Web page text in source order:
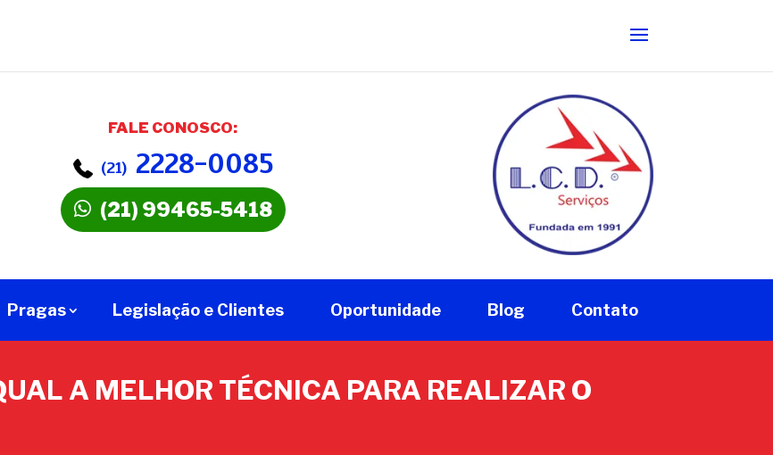
FALE CONOSCO:
(21) 2228-0085
(21) 99465-5418
Pragas Legislação e Clientes Oportunidade Blog Contato
A MELHOR TÉCNICA PARA REALIZAR O